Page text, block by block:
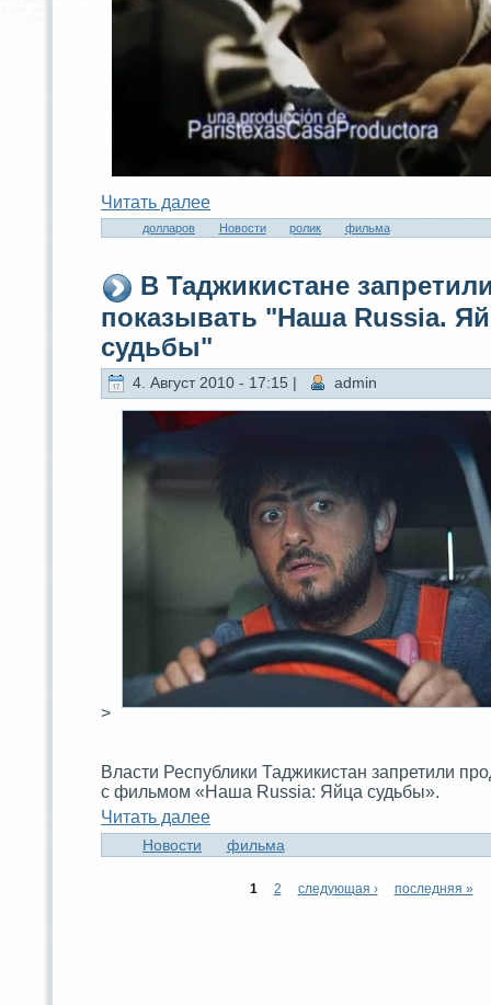
Читaть далее
долларов Новости ролик фильма
В Таджикистaне
показывать "Наша Russia.
судьбы"
4. Август 2010 - 17:15 | admin
>
Власти Республики Таджикистaн запретили
с фильмом «Наша Russia: Яйца судьбы».
Читaть далее
Новости фильма
1 2 следующая › последняя »